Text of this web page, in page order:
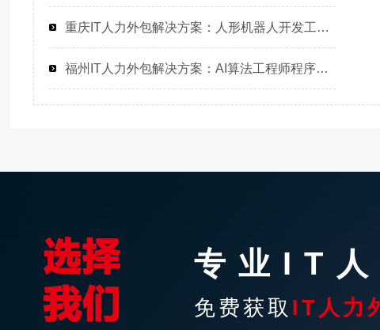
重庆IT人力外包解决方案：人形机器人开发工程师高效招聘与团队搭建
福州IT人力外包解决方案：AI算法工程师程序员驻场开发高效解决企业技术人才缺口
专业IT人
免费获取 IT人力